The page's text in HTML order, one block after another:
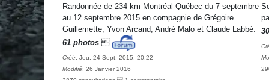
Randonnée de 234 km Montréal-Québec du 7 septembre
au 12 septembre 2015 en compagnie de Grégoire
Guillemette, Yvon Arcand, André Malo et Claude Labbé.
61 photos
Créé: Jeu. 24 Sept. 2015, 20:22
Modifié: 26 Janvier 2016